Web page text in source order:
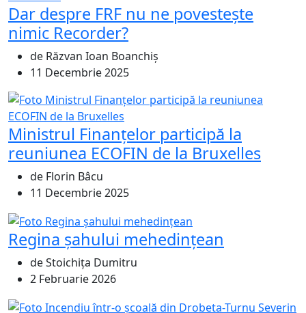
Dar despre FRF nu ne povestește
nimic Recorder?
de Răzvan Ioan Boanchiș
11 Decembrie 2025
Ministrul Finanțelor participă la
reuniunea ECOFIN de la Bruxelles
de Florin Bâcu
11 Decembrie 2025
Regina șahului mehedințean
de Stoichița Dumitru
2 Februarie 2026